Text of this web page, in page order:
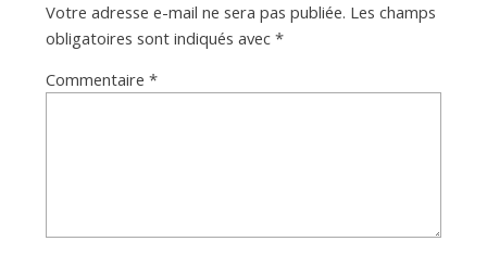
Votre adresse e-mail ne sera pas publiée. Les champs
obligatoires sont indiqués avec *
Commentaire *